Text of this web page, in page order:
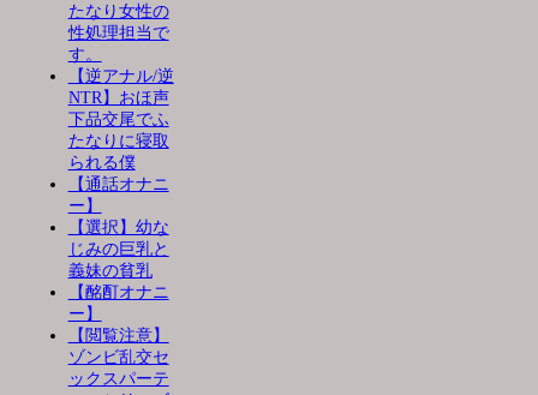
たなり女性の
性処理担当で
す。
【逆アナル/逆
NTR】おほ声
下品交尾でふ
たなりに寝取
られる僕
【通話オナニ
ー】
【選択】幼な
じみの巨乳と
義妹の貧乳
【酩酊オナニ
ー】
【閲覧注意】
ゾンビ乱交セ
ックスパーテ